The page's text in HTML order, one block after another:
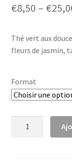
€8,50 – €
Thé vert aux
fleurs de jasmin,
Format